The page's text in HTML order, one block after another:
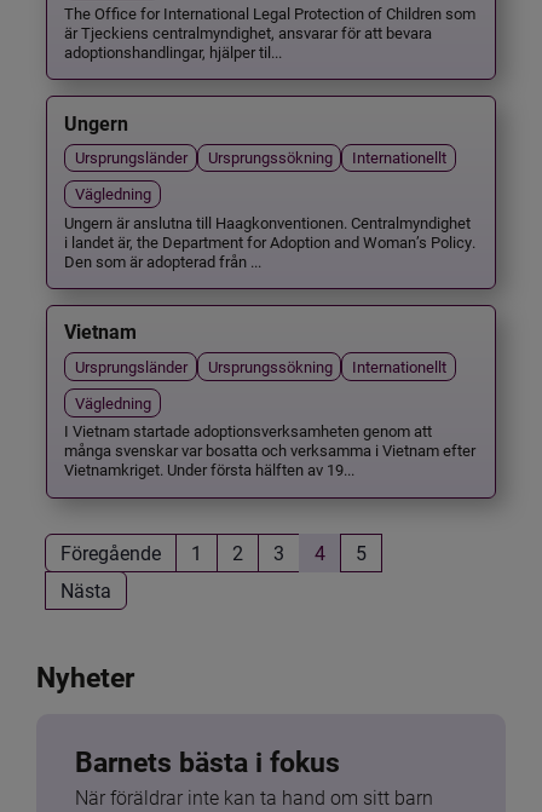
The Office for International Legal Protection of Children som
är Tjeckiens centralmyndighet, ansvarar för att bevara
adoptionshandlingar, hjälper til...
Ungern
Ursprungsländer Ursprungssökning
Internationellt
Vägledning
Ungern är anslutna till Haagkonventionen. Centralmyndighet
i landet är, the Department for Adoption and Woman’s Policy.
Den som är adopterad från ...
Vietnam
Ursprungsländer Ursprungssökning
Internationellt
Vägledning
I Vietnam startade adoptionsverksamheten genom att
många svenskar var bosatta och verksamma i Vietnam efter
Vietnamkriget. Under första hälften av 19...
Föregående 1 2 3 4
5
Nästa
Nyheter
Barnets bästa i fokus
När föräldrar inte kan ta hand om sitt barn